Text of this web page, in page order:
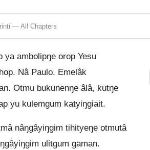
— All Chapters
ya ambolipŋe orop Yesu
Nâ Paulo. Emelâk
Otmu bukunenŋe âlâ, kutŋe
yu kulemgum katyiŋgiait.
nâŋgâyiŋgim tihityeŋe otmutâ
ulitgum gaman.